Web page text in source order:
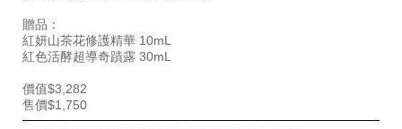
贈品：
紅妍山茶花修護精華 10mL
紅色活酵超導奇蹟露 30mL
價值$3,282
售價$1,750